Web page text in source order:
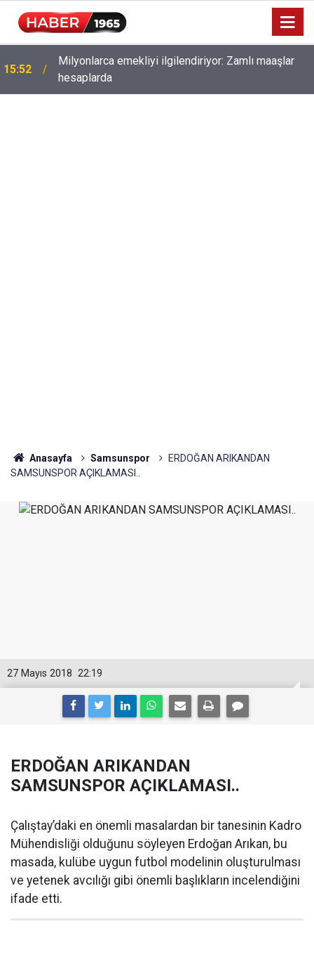
15:52
Milyonlarca emekliyi ilgilendiriyor: Zamlı maaşlar
hesaplarda
Anasayfa Samsunspor
ERDOĞAN ARIKANDAN
SAMSUNSPOR AÇIKLAMASI..
22:19
27 Mayıs 2018
ERDOĞAN ARIKANDAN
SAMSUNSPOR AÇIKLAMASI..
Çalıştay’daki en önemli masalardan bir tanesinin Kadro
Mühendisliği olduğunu söyleyen Erdoğan Arıkan, bu
masada, kulübe uygun futbol modelinin oluşturulması
ve yetenek avcılığı gibi önemli başlıkların incelendiğini
ifade etti.